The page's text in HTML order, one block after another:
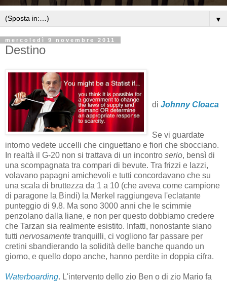
▼
mercoledì 9 novembre 2011
Destino
di Johnny Cloaca
Se vi guardate
intorno vedete uccelli che cinguettano e fiori che sbocciano.
In realtà il G-20 non si trattava di un incontro serio, bensì di
una scompagnata tra compari di bevute. Tra frizzi e lazzi,
volavano papagni amichevoli e tutti concordavano che su
una scala di bruttezza da 1 a 10 (che aveva come campione
di paragone la Bindi) la Merkel raggiungeva l'eclatante
punteggio di 9.8. Ma sono 3000 anni che le scimmie
penzolano dalla liane, e non per questo dobbiamo credere
che Tarzan sia realmente esistito. Infatti, nonostante siano
tutti nervosamente tranquilli, ci vogliono far passare per
cretini sbandierando la solidità delle banche quando un
giorno, e quello dopo anche, hanno perdite in doppia cifra.
Waterboarding. L'intervento dello zio Ben o di zio Mario fa